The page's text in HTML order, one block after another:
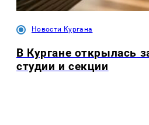
Новости Кургана
В Кургане открылась
студии и секции